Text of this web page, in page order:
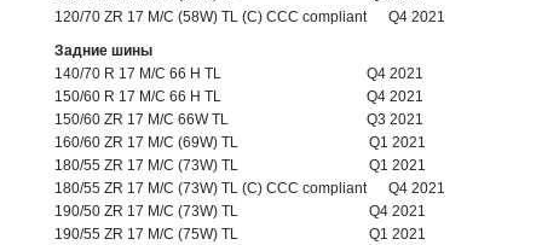
120/70 ZR 17 M/C (58W) TL (C) CCC compliant Q4 2021
Задние шины
140/70 R 17 M/C 66 H TL Q4 2021
150/60 R 17 M/C 66 H TL Q4 2021
150/60 ZR 17 M/C 66W TL Q3 2021
160/60 ZR 17 M/C (69W) TL Q1 2021
180/55 ZR 17 M/C (73W) TL Q1 2021
180/55 ZR 17 M/C (73W) TL (C) CCC compliant Q4 2021
190/50 ZR 17 M/C (73W) TL Q4 2021
190/55 ZR 17 M/C (75W) TL Q1 2021